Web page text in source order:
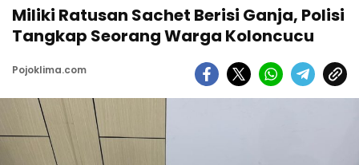
Miliki Ratusan Sachet Berisi Ganja, Polisi
Tangkap Seorang Warga Koloncucu
Pojoklima.com